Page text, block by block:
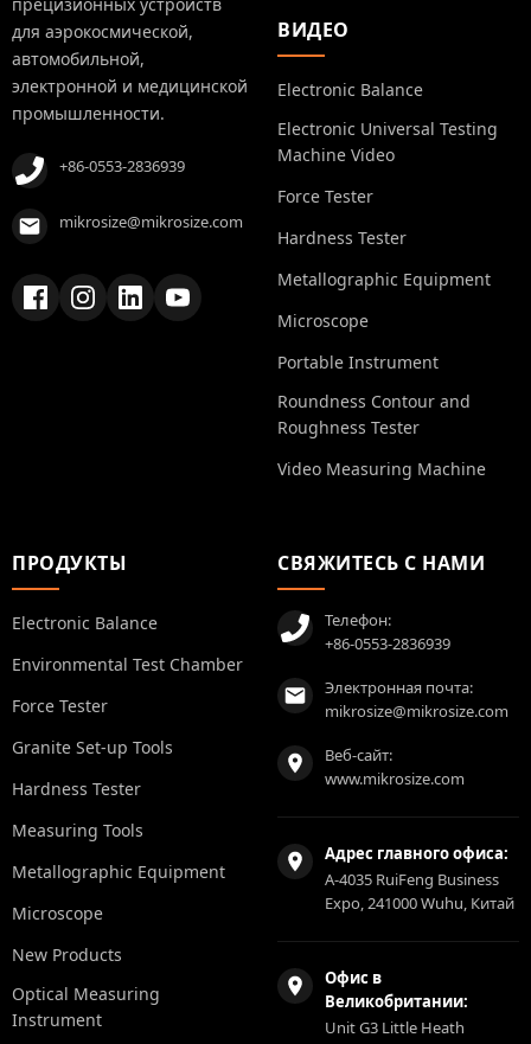
для аэрокосмической,
автомобильной,
электронной и медицинской
промышленности.
+86-0553-2836939
mikrosize@mikrosize.com
ВИДЕО
Electronic Balance
Electronic Universal Testing
Machine Video
Force Tester
Hardness Tester
Metallographic Equipment
Microscope
Portable Instrument
Roundness Contour and
Roughness Tester
Video Measuring Machine
ПРОДУКТЫ
Electronic Balance
Environmental Test Chamber
Force Tester
Granite Set-up Tools
Hardness Tester
Measuring Tools
Metallographic Equipment
Microscope
New Products
Optical Measuring
Instrument
СВЯЖИТЕСЬ С НАМИ
Телефон:
+86-0553-2836939
Электронная почта:
mikrosize@mikrosize.com
Веб-сайт:
www.mikrosize.com
Адрес главного офиса:
A-4035 RuiFeng Business
Expo, 241000 Wuhu, Китай
Офис в
Великобритании:
Unit G3 Little Heath